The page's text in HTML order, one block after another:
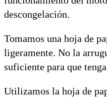
descongelación.
Tomamos una hoja de
ligeramente. No la
suficiente para que
Utilizamos la hoja de